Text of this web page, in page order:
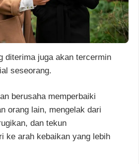
diterima juga akan tercermin
seseorang.
berusaha memperbaiki
orang lain, mengelak dari
dan tekun
ke arah kebaikan yang lebih